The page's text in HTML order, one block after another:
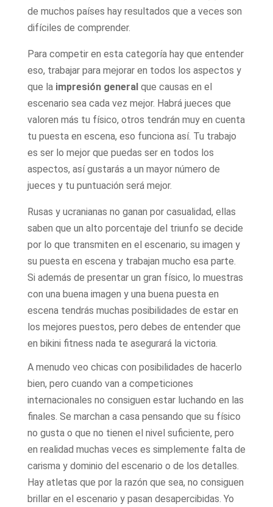
de muchos países hay resultados que a veces son
difíciles de comprender.
Para competir en esta categoría hay que entender
eso, trabajar para mejorar en todos los aspectos y
que la impresión general que causas en el
escenario sea cada vez mejor. Habrá jueces que
valoren más tu físico, otros tendrán muy en cuenta
tu puesta en escena, eso funciona así. Tu trabajo
es ser lo mejor que puedas ser en todos los
aspectos, así gustarás a un mayor número de
jueces y tu puntuación será mejor.
Rusas y ucranianas no ganan por casualidad, ellas
saben que un alto porcentaje del triunfo se decide
por lo que transmiten en el escenario, su imagen y
su puesta en escena y trabajan mucho esa parte.
Si además de presentar un gran físico, lo muestras
con una buena imagen y una buena puesta en
escena tendrás muchas posibilidades de estar en
los mejores puestos, pero debes de entender que
en bikini fitness nada te asegurará la victoria.
A menudo veo chicas con posibilidades de hacerlo
bien, pero cuando van a competiciones
internacionales no consiguen estar luchando en las
finales. Se marchan a casa pensando que su físico
no gusta o que no tienen el nivel suficiente, pero
en realidad muchas veces es simplemente falta de
carisma y dominio del escenario o de los detalles.
Hay atletas que por la razón que sea, no consiguen
brillar en el escenario y pasan desapercibidas. Yo